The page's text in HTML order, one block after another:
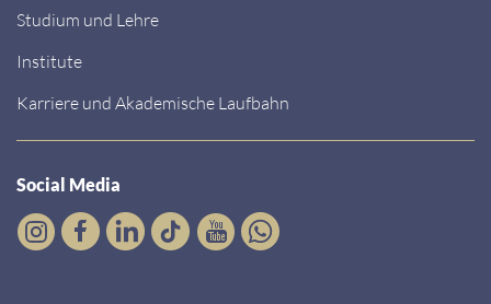
Studium und Lehre
Institute
Karriere und Akademische Laufbahn
Social Media